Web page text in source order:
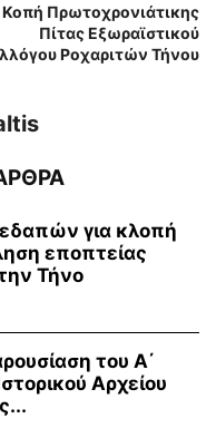
Κοπή Πρωτοχρονιάτικης
Πίτας Εξωραϊστικού
Ροχαριτών Τήνου
για κλοπή
εποπτείας
Τήνο
του Α΄
Αρχείου